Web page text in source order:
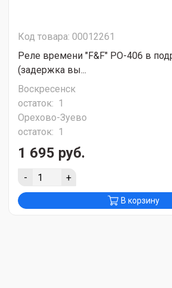
Код товара: 00012261
Реле времени "F&F" PO-406 в
(задержка вы...
Воскресенск
остаток: 1
Орехово-Зуево
остаток: 1
1 695 руб.
- +
В корзину